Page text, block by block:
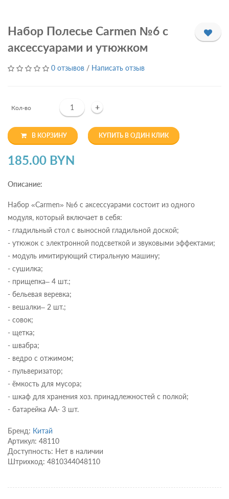
Набор Полесье Carmen №6 с
аксессуарами и утюжком
0 отзывов / Написать отзыв
Кол-во +
В КОРЗИНУ КУПИТЬ В ОДИН КЛИК
185.00 BYN
Описание:
Набор «Carmen» №6 с аксессуарами состоит из одного
модуля, который включает в себя:
- гладильный стол с выносной гладильной доской;
- утюжок с электронной подсветкой и звуковыми эффектами;
- модуль имитирующий стиральную машину;
- сушилка;
- прищепка– 4 шт.;
- бельевая веревка;
- вешалки– 2 шт.;
- совок;
- щетка;
- швабра;
- ведро с отжимом;
- пульверизатор;
- ёмкость для мусора;
- шкаф для хранения хоз. принадлежностей с полкой;
- батарейка AA- 3 шт.
Бренд: Китай
Артикул: 48110
Доступность: Нет в наличии
Штрихкод: 4810344048110